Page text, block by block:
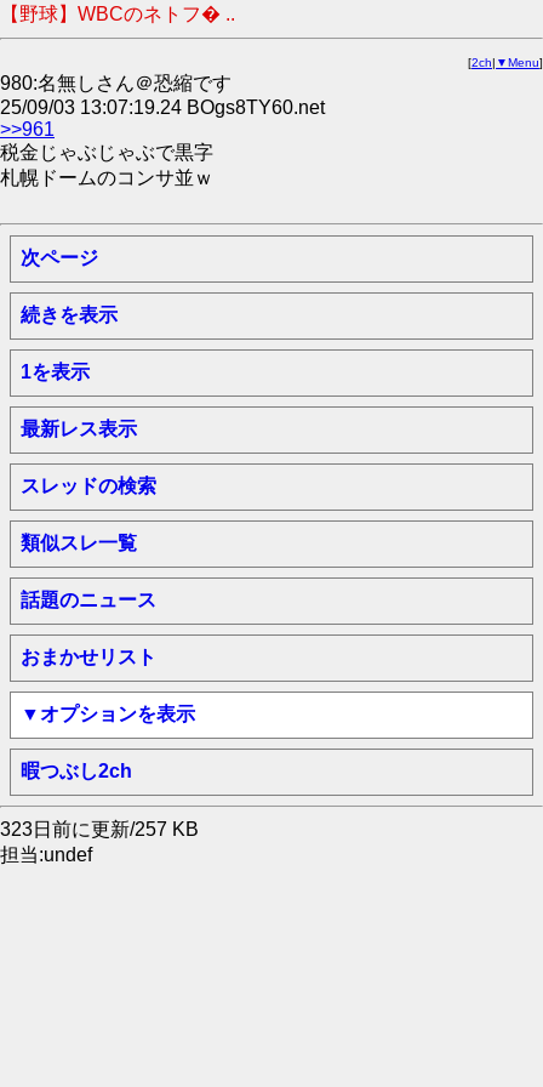
【野球】WBCのネトフ� ..
[2ch| ▼Menu]
980:名無しさん＠恐縮です
25/09/03 13:07:19.24 BOgs8TY60.net
>>961
税金じゃぶじゃぶで黒字
札幌ドームのコンサ並ｗ
次ページ
続きを表示
1を表示
最新レス表示
スレッドの検索
類似スレ一覧
話題のニュース
おまかせリスト
▼オプションを表示
暇つぶし2ch
323日前に更新/257 KB
担当:undef